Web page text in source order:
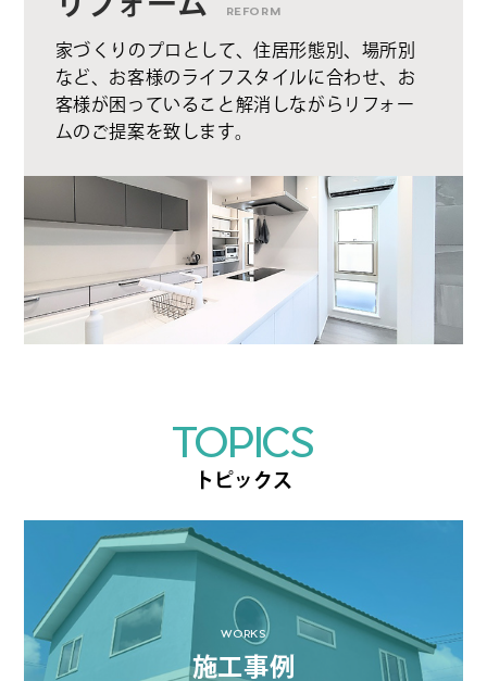
REFORM
家づくりのプロとして、住居形態別、場所別
など、お客様のライフスタイルに合わせ、お
客様が困っていること解消しながらリフォー
ムのご提案を致します。
TOPICS
トピックス
WORKS
施工事例